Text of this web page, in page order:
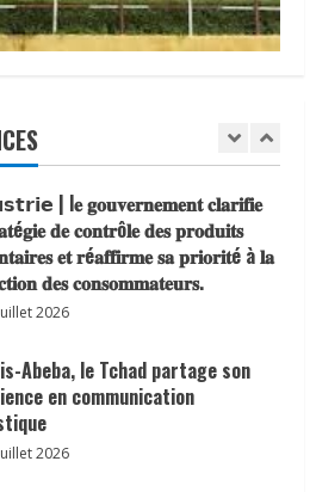
𝐜𝐨𝐧𝐭𝐫𝐞 𝐥’é𝐩𝐢𝐝é𝐦𝐢𝐞 𝐝𝐞
| l𝐞 𝐠𝐨𝐮𝐯𝐞𝐫𝐧𝐞𝐦𝐞𝐧𝐭 𝐜𝐥𝐚𝐫𝐢𝐟𝐢𝐞
𝐝𝐞 𝐜𝐨𝐧𝐭𝐫ô𝐥𝐞 𝐝𝐞𝐬 𝐩𝐫𝐨𝐝𝐮𝐢𝐭𝐬
𝐝𝐞𝐬 𝐜𝐨𝐧𝐬𝐨𝐦𝐦𝐚𝐭𝐞𝐮𝐫𝐬.
2026
Abeba, le Tchad partage son
en communication
2026
Mme Fatima Goukouni Weddeye,
des Transports, de l’Aviation